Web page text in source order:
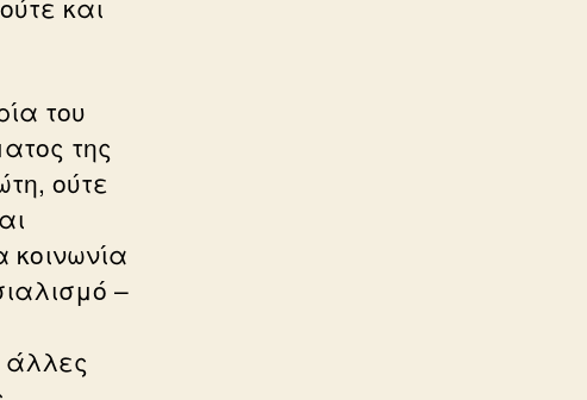
και
του
της
ούτε
κοινωνία
–
άλλες